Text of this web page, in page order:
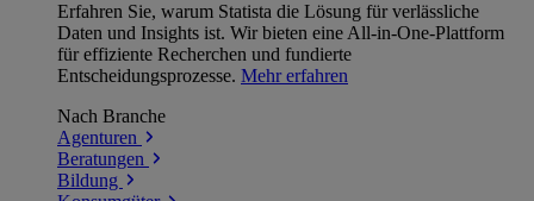
Erfahren Sie, warum Statista die Lösung für verlässliche
Daten und Insights ist. Wir bieten eine All-in-One-Plattform
für effiziente Recherchen und fundierte
Entscheidungsprozesse. Mehr erfahren
Nach Branche
Agenturen
Beratungen
Bildung